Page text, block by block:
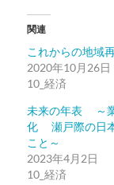
有
(新
し
い
ウ
ィ
ン
ド
ウ
で
開
き
ま
リ
ッ
ク
だ
さ
い
し
い
関連
これからの地域
2020年10月26日
10_経済
未来の年表 ～
化 瀬戸際の日
こと～
2023年4月2日
10_経済